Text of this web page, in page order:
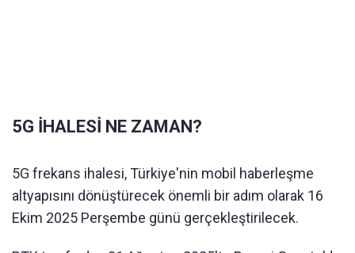
5G İHALESİ NE ZAMAN?
5G frekans ihalesi, Türkiye'nin mobil haberleşme
altyapısını dönüştürecek önemli bir adım olarak 16
Ekim 2025 Perşembe günü gerçekleştirilecek.